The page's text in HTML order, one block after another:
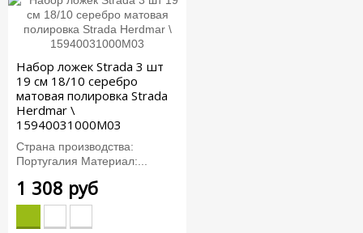
Набор ложек Strada 3 шт
19 см 18/10 серебро
матовая полировка Strada
Herdmar \
15940031000M03
Страна производства:
Португалия Материал:...
1 308 руб